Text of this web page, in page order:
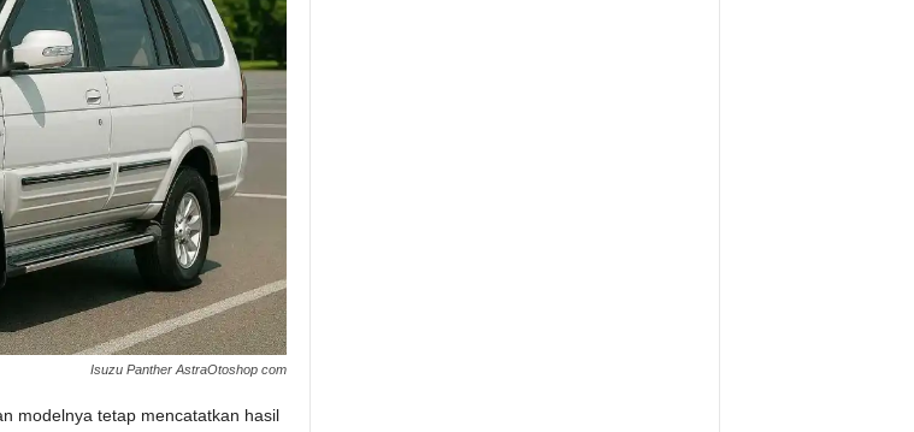
Isuzu Panther AstraOtoshop com
modelnya tetap mencatatkan hasil